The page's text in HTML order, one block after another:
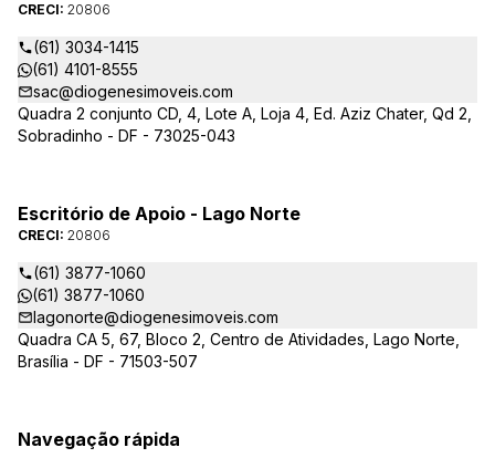
CRECI: 20806
(61) 3034-1415
(61) 4101-8555
sac@diogenesimoveis.com
Quadra 2 conjunto CD, 4, Lote A, Loja 4, Ed. Aziz Chater, Qd 2,
Sobradinho - DF - 73025-043
Escritório de Apoio - Lago Norte
CRECI: 20806
(61) 3877-1060
(61) 3877-1060
lagonorte@diogenesimoveis.com
Quadra CA 5, 67, Bloco 2, Centro de Atividades, Lago Norte,
Brasília - DF - 71503-507
Navegação rápida